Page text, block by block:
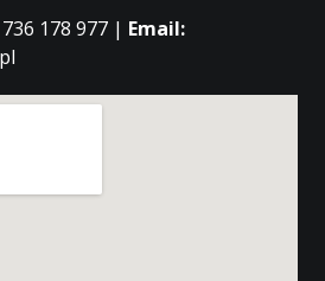
178 977 | Email: